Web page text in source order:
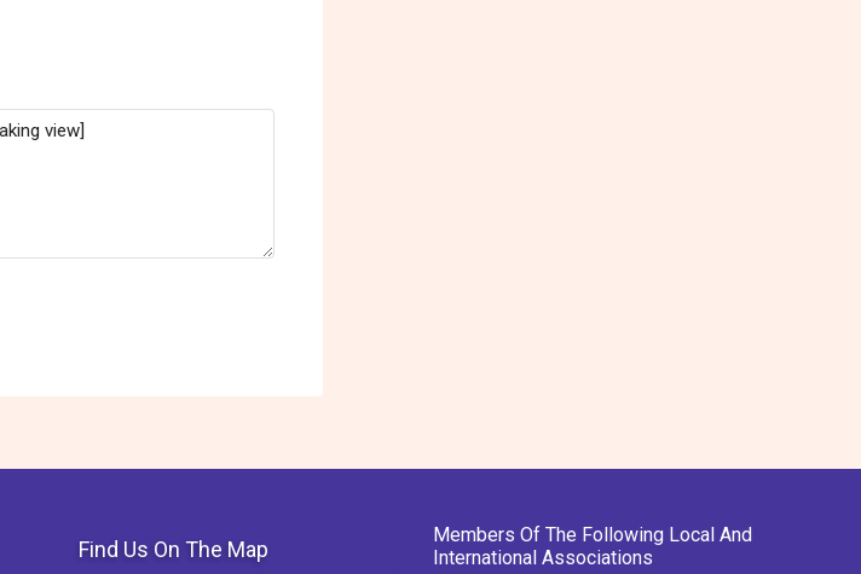
Find Us On The Map
Members Of The Following Local And
International Associations